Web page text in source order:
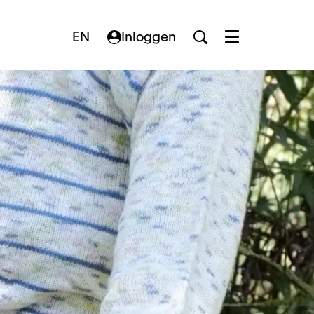
EN Inloggen Menu